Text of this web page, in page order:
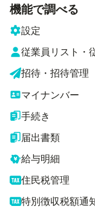
機能で調べる
設定
従業員リスト・
招待・招待管理
マイナンバー
手続き
届出書類
給与明細
住民税管理
特別徴収税額通